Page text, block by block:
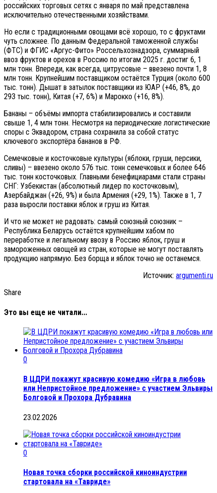
российских торговых сетях с января по май представлена
исключительно отечественными хозяйствами.
Но если с традиционными овощами всё хорошо, то с фруктами
чуть сложнее. По данным Федеральной таможенной службы
(ФТС) и ФГИС «Аргус-Фито» Россельхознадзора, суммарный
ввоз фруктов и орехов в Россию по итогам 2025 г. достиг 6, 1
млн тонн. Впереди, как всегда, цитрусовые – ввезено почти 1, 8
млн тонн. Крупнейшим поставщиком остаётся Турция (около 600
тыс. тонн). Дышат в затылок поставщики из ЮАР (+46, 8%, до
293 тыс. тонн), Китая (+7, 6%) и Марокко (+16, 8%).
Бананы – объёмы импорта стабилизировались и составили
свыше 1, 4 млн тонн. Несмотря на периодические логистические
споры с Эквадором, страна сохранила за собой статус
ключевого экспортёра бананов в РФ.
Семечковые и косточковые культуры (яблоки, груши, персики,
сливы) – ввезено около 576 тыс. тонн семечковых и более 646
тыс. тонн косточковых. Главными бенефициарами стали страны
СНГ: Узбекистан (абсолютный лидер по косточковым),
Азербайджан (+26, 9%) и была Армения (+29, 1%). Также в 1, 7
раза выросли поставки яблок и груш из Китая.
И что не может не радовать: самый союзный союзник –
Республика Беларусь остаётся крупнейшим хабом по
переработке и легальному ввозу в Россию яблок, груш и
замороженных овощей из стран, которые не могут поставлять
продукцию напрямую. Без борща и яблок точно не останемся.
Источник: argumenti.ru
Share
Это вы еще не читали...
0
В ЦДРИ покажут красивую комедию «Игра в любовь
или Непристойное предложение» с участием Эльвиры
Болговой и Прохора Дубравина
23.02.2026
0
Новая точка сборки российской киноиндустрии
стартовала на «Тавриде»